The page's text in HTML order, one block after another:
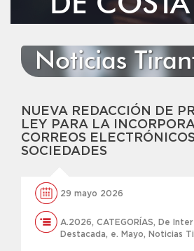
Noticias
NUEVA REDACCIÓN DE
LEY PARA LA
CORREOS
SOCIEDADES
29 mayo 2026
A.2026, CATEGORÍAS, De
Destacada, e. Mayo, Noticias